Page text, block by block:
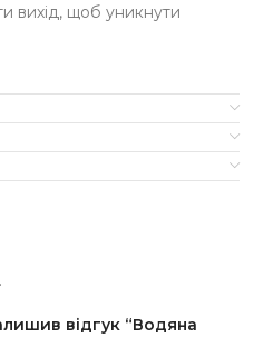
вихід, щоб уникнути
відгук “Водяна